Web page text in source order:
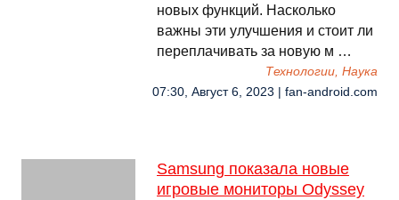
новых функций. Насколько
важны эти улучшения и стоит ли
переплачивать за новую м …
Технологии, Наука
07:30, Август 6, 2023 | fan-android.com
Samsung показала новые
игровые мониторы Odyssey